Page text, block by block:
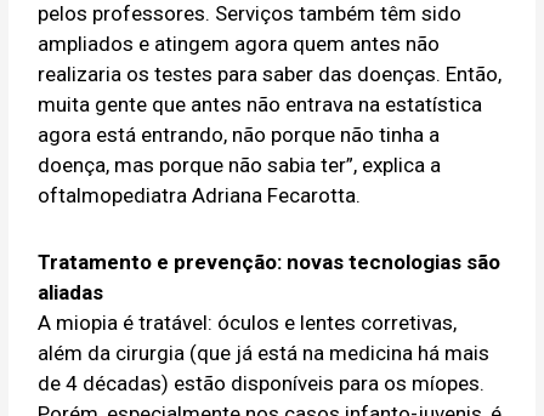
pelos professores. Serviços também têm sido
ampliados e atingem agora quem antes não
realizaria os testes para saber das doenças. Então,
muita gente que antes não entrava na estatística
agora está entrando, não porque não tinha a
doença, mas porque não sabia ter”, explica a
oftalmopediatra Adriana Fecarotta.
Tratamento e prevenção: novas tecnologias são
aliadas
A miopia é tratável: óculos e lentes corretivas,
além da cirurgia (que já está na medicina há mais
de 4 décadas) estão disponíveis para os míopes.